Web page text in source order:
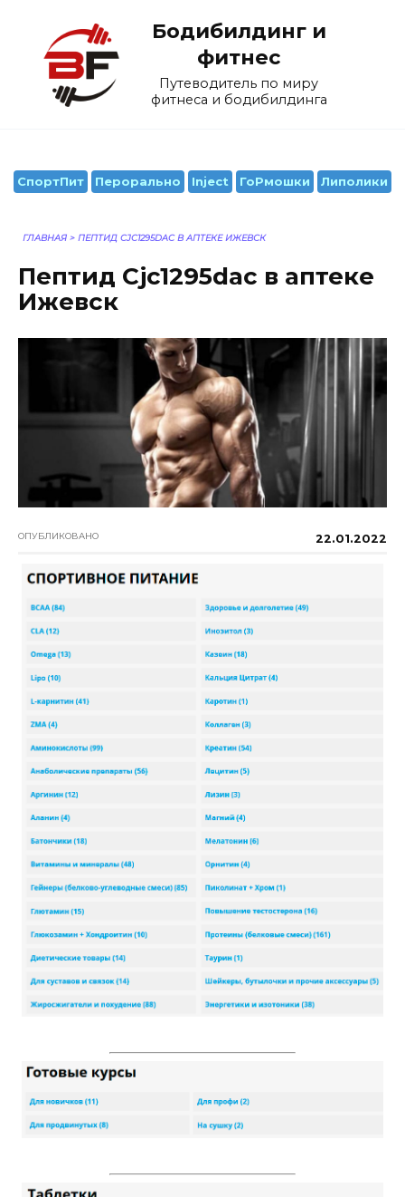
содержанию
Бодибилдинг и
фитнес
Путеводитель по миру
фитнеса и бодибилдинга
СпортПит Перорально Inject ГоРмошки Липолики
ГЛАВНАЯ > ПЕПТИД CJC1295DAC В АПТЕКЕ ИЖЕВСК
Пептид Cjc1295dac в аптеке
Ижевск
ОПУБЛИКОВАНО 22.01.2022